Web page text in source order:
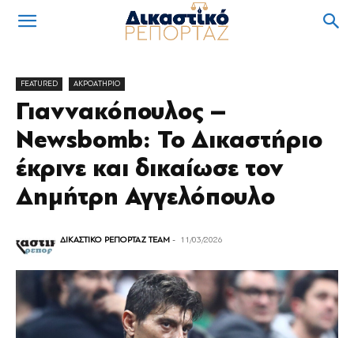
FEATURED ΑΚΡΟΑΤΗΡΙΟ
Γιαννακόπουλος –
Newsbomb: Το Δικαστήριο
έκρινε και δικαίωσε τον
Δημήτρη Αγγελόπουλο
ΔΙΚΑΣΤΙΚΟ ΡΕΠΟΡΤΑΖ TEAM - 11/03/2026